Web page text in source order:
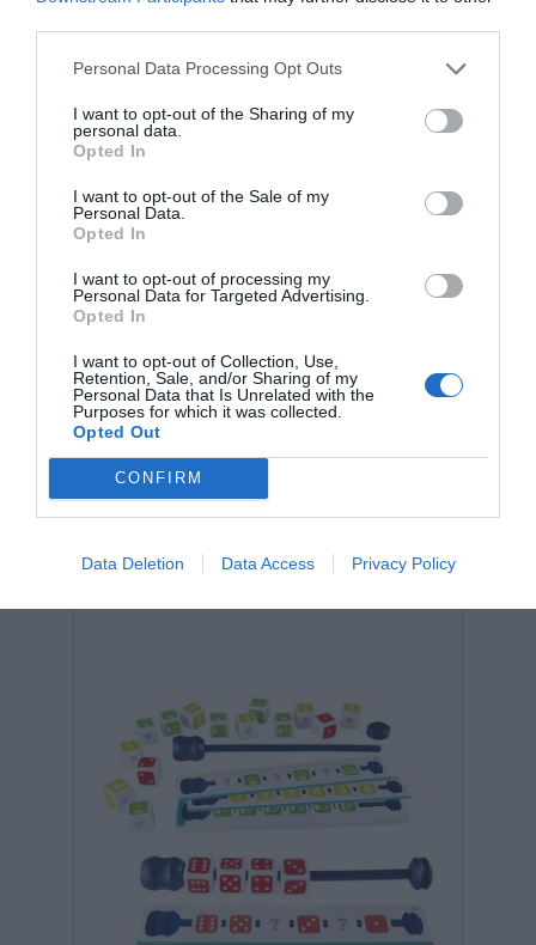
Personal Data Processing Opt Outs
I want to opt-out of the Sharing of my
personal data.
Opted In
I want to opt-out of the Sale of my
Personal Data.
Opted In
I want to opt-out of processing my
Personal Data for Targeted Advertising.
Opted In
I want to opt-out of Collection, Use,
Retention, Sale, and/or Sharing of my
Personal Data that Is Unrelated with the
Purposes for which it was collected.
Opted Out
CONFIRM
Data Deletion Data Access Privacy Policy
αντέχουν στη σκληρή χρήση σε σχολικά
με τα ευρωπαϊκά πρότυπα ασφαλείας και τις
περιβαλλοντικές προδιαγραφές (βιώσιμη υλοτομία,
βιοδιασπώμενα υλικά). Η επιλογή της Nathan για τον
εγγυάται αξιοπιστία, παιδαγωγική αρτιότητα και μια
ισχυρή "πράσινη" ταυτότητα που εκτιμάται από
σύγχρονους εκπαιδευτικούς οργανισμούς.
Σχετικά προϊόντα